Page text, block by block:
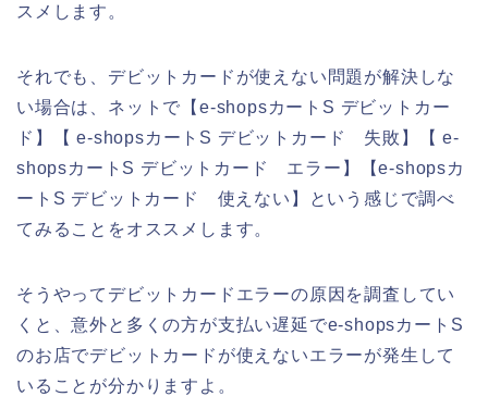
スメします。
それでも、デビットカードが使えない問題が解決しな
い場合は、ネットで【e-shopsカートS デビットカー
ド】【 e-shopsカートS デビットカード 失敗】【 e-
shopsカートS デビットカード エラー】【e-shopsカ
ートS デビットカード 使えない】という感じで調べ
てみることをオススメします。
そうやってデビットカードエラーの原因を調査してい
くと、意外と多くの方が支払い遅延でe-shopsカートS
のお店でデビットカードが使えないエラーが発生して
いることが分かりますよ。